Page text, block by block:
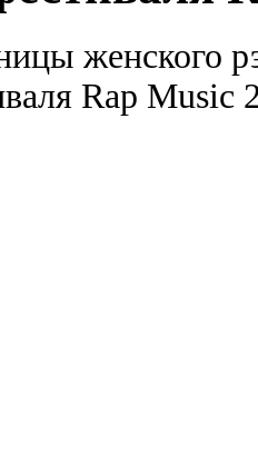
женского
Rap Music